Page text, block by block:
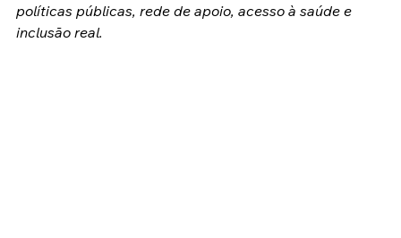
políticas públicas, rede de apoio, acesso à saúde e
inclusão real.